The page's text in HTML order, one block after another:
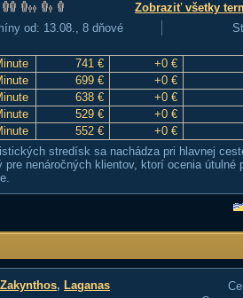
Zobraziť všetky
od: 13.08., 8 dňové
741 € +0 €
699 € +0 €
638 € +0 €
529 € +0 €
552 € +0 €
stredísk sa nachádza pri hlavnej
pre nenáročných klientov, ktorí ocenia útulné
Zakynthos, Laganas